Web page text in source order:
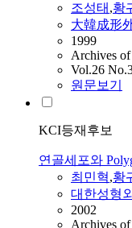
조성태 ,황
大韓成形
1999
Archives of
Vol.26
원문보기
KCI등재후보
연골세포와
최민혁,황
대한성형
2002
Archives